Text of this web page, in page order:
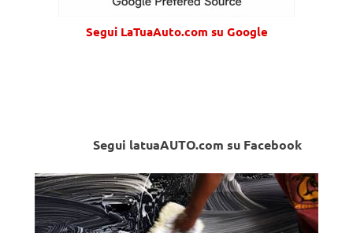
Segui LaTuaAuto.com su Google
Segui latuaAUTO.com su Facebook